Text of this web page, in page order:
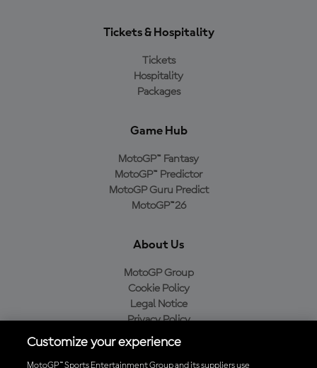
Tickets & Hospitality
Tickets
Hospitality
Packages
Game Hub
MotoGP™ Fantasy
MotoGP™ Predictor
MotoGP Guru Predict
MotoGP™26
About Us
MotoGP Group
Cookie Policy
Legal Notice
Privacy Policy
Purchase Policy
Customize your experience
MotoGP™ Sports Entertainment Group and its suppliers use